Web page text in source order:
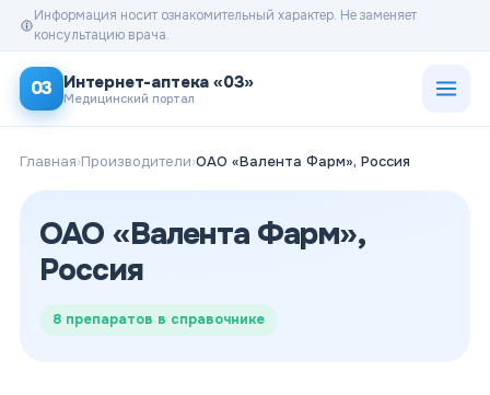
Информация носит ознакомительный характер. Не заменяет
консультацию врача.
03 Интернет-аптека «03»
Медицинский портал
Главная›Производители›ОАО «Валента Фарм», Россия
ОАО «Валента Фарм»,
Россия
8 препаратов в справочнике